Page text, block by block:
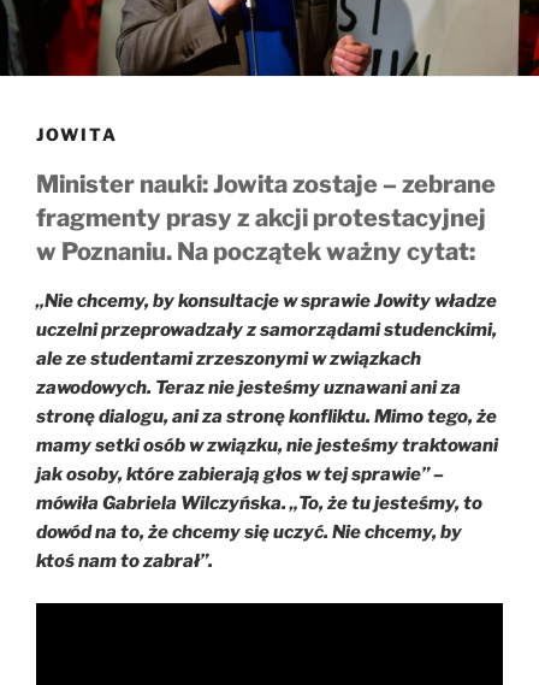
JOWITA
Minister nauki: Jowita zostaje – zebrane
fragmenty prasy z akcji protestacyjnej
w Poznaniu. Na początek ważny cytat:
„Nie chcemy, by konsultacje w sprawie Jowity władze
uczelni przeprowadzały z samorządami studenckimi,
ale ze studentami zrzeszonymi w związkach
zawodowych. Teraz nie jesteśmy uznawani ani za
stronę dialogu, ani za stronę konfliktu. Mimo tego, że
mamy setki osób w związku, nie jesteśmy traktowani
jak osoby, które zabierają głos w tej sprawie” –
mówiła Gabriela Wilczyńska. „To, że tu jesteśmy, to
dowód na to, że chcemy się uczyć. Nie chcemy, by
ktoś nam to zabrał”.